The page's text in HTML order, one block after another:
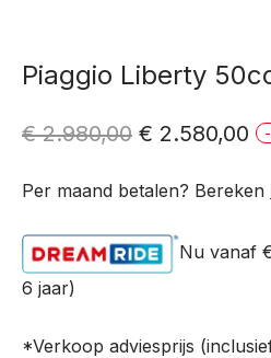
Piaggio Liberty
€2.980,00
€ 2.980,00.
€ 2.580,00
€
-
Per maand betalen? Bereken
Nu vanaf
6 jaar)
*Verkoop adviesprijs